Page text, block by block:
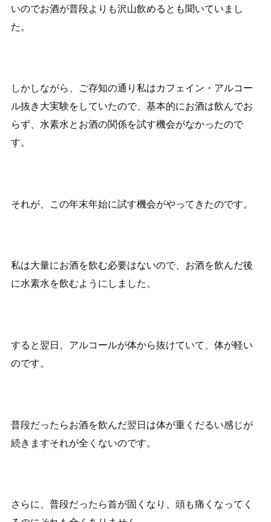
いのでお酒が普段よりも沢山飲めるとも聞いていまし
た。
しかしながら、ご存知の通り私はカフェイン・アルコー
ル抜き大実験をしていたので、基本的にお酒は飲んでお
らず、水素水とお酒の関係を試す機会がなかったので
す。
それが、この年末年始に試す機会がやってきたのです。
私は大量にお酒を飲む必要はないので、お酒を飲んだ後
に水素水を飲むようにしました。
すると翌日、アルコールが体から抜けていて、体が軽い
のです。
普段だったらお酒を飲んだ翌日は体が重くだるい感じが
続きますそれが全くないのです。
さらに、普段だったら首が固くなり、頭も痛くなってく